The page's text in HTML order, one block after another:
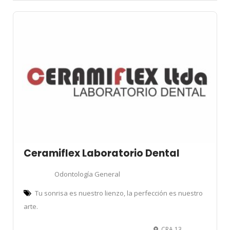
Ceramiflex Laboratorio Dental
Odontología General
Tu sonrisa es nuestro lienzo, la perfección es nuestro
arte.